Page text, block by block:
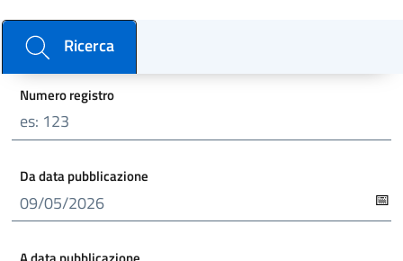
Cerca il documento e consulta il dettaglio
Ricerca
Numero registro
Da data pubblicazione